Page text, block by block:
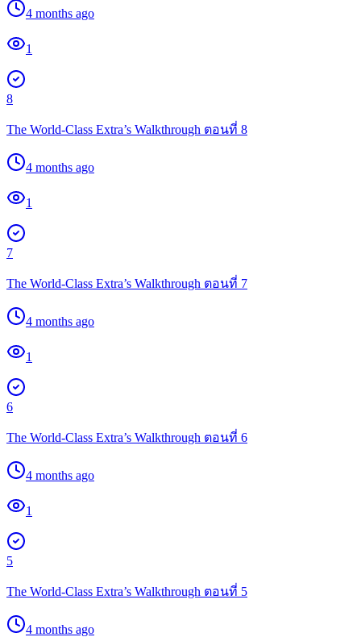
4 months ago
1
8
The World-Class Extra’s Walkthrough ตอนที่ 8
4 months ago
1
7
The World-Class Extra’s Walkthrough ตอนที่ 7
4 months ago
1
6
The World-Class Extra’s Walkthrough ตอนที่ 6
4 months ago
1
5
The World-Class Extra’s Walkthrough ตอนที่ 5
4 months ago